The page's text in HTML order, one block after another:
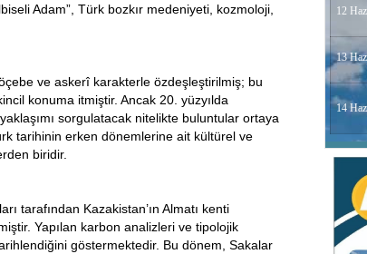
Adam”, Türk bozkır medeniyeti, kozmoloji,
ve askerî karakterle özdeşleştirilmiş; bu
konuma itmiştir. Ancak 20. yüzyılda
sorgulatacak nitelikte buluntular ortaya
tarihinin erken dönemlerine ait kültürel ve
biridir.
tarafından Kazakistan’ın Almatı kenti
Yapılan karbon analizleri ve tipolojik
göstermektedir. Bu dönem, Sakalar
12
13
14